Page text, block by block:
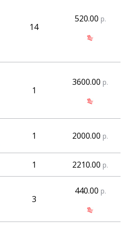
14
520.00 р.
1
3600.00 р.
1 2000.00 р.
1 2210.00 р.
3
440.00 р.